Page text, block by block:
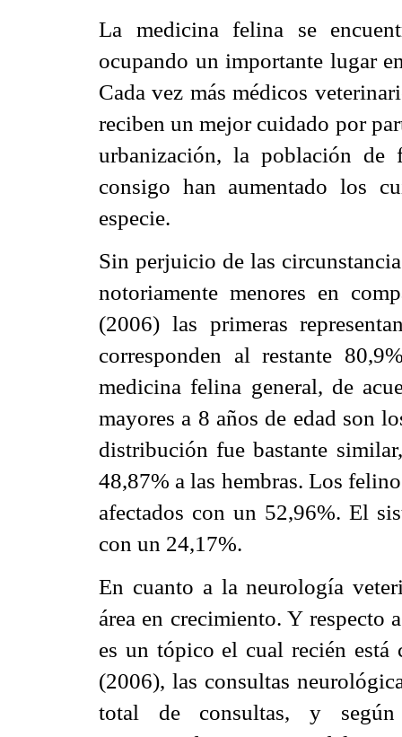
La medicina felina se
ocupando un importante lugar
Cada vez más médicos
reciben un mejor cuidado por
urbanización, la población de
consigo han aumentado los
especie.
Sin perjuicio de las
notoriamente menores en
(2006) las primeras
corresponden al restante
medicina felina general, de
mayores a 8 años de edad son
distribución fue bastante
48,87% a las hembras. Los
afectados con un 52,96%. El
con un 24,17%.
En cuanto a la neurología
área en crecimiento. Y
es un tópico el cual recién está
(2006), las consultas
total de consultas, y